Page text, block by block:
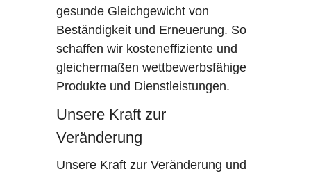
gesunde Gleichgewicht von
Beständigkeit und Erneuerung. So
schaffen wir kosteneffiziente und
gleichermaßen wettbewerbsfähige
Produkte und Dienstleistungen.
Unsere Kraft zur
Veränderung
Unsere Kraft zur Veränderung und